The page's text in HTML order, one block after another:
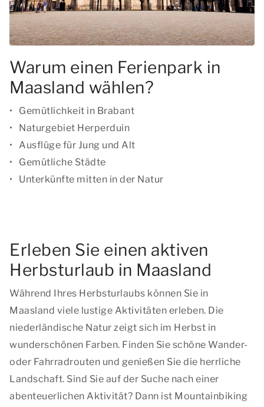
Warum einen Ferienpark in
Maasland wählen?
Gemütlichkeit in Brabant
Naturgebiet Herperduin
Ausflüge für Jung und Alt
Gemütliche Städte
Unterkünfte mitten in der Natur
Erleben Sie einen aktiven
Herbsturlaub in Maasland
Während Ihres Herbsturlaubs können Sie in
Maasland viele lustige Aktivitäten erleben. Die
niederländische Natur zeigt sich im Herbst in
wunderschönen Farben. Finden Sie schöne Wander-
oder Fahrradrouten und genießen Sie die herrliche
Landschaft. Sind Sie auf der Suche nach einer
abenteuerlichen Aktivität? Dann ist Mountainbiking